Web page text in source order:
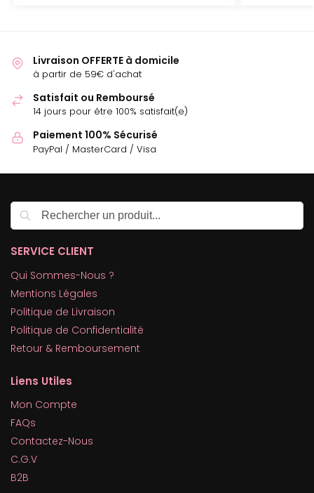
Livraison OFFERTE à domicile
à partir de 59€ d'achat
Satisfait ou Remboursé
14 jours pour être 100% satisfait(e)
Paiement 100% Sécurisé
PayPal / MasterCard / Visa
SERVICE CLIENT
Qui Sommes-Nous ?
Mentions Légales
Politique de Livraison
Politique de Confidentialité
Retour & Remboursement
Liens Utiles
Mon Compte
FAQs
Contactez-Nous
C.G.V
B2B